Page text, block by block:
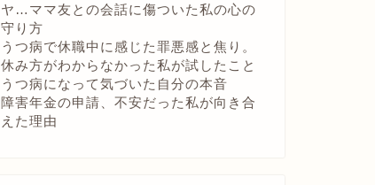
ヤ…ママ友との会話に傷ついた私の心の
守り方
うつ病で休職中に感じた罪悪感と焦り。
休み方がわからなかった私が試したこと
うつ病になって気づいた自分の本音
障害年金の申請、不安だった私が向き合
えた理由